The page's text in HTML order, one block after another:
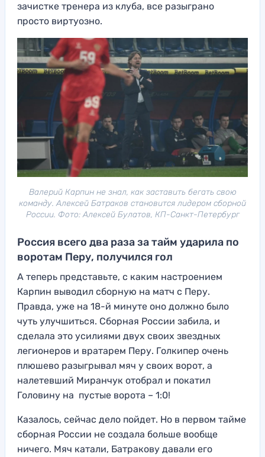
зачистке тренера из клуба, все разыграно
просто виртуозно.
Валерий Карпин не знал, как заставить бегать свою
команду. Алексей Батраков становится лидером сборной
России. Фото: Алексей Булатов, КП-Санкт-Петербург
Россия всего два раза за тайм ударила по
воротам Перу, получился гол
А теперь представьте, с каким настроением
Карпин выводил сборную на матч с Перу.
Правда, уже на 18-й минуте оно должно было
чуть улучшиться. Сборная России забила, и
сделала это усилиями двух своих звездных
легионеров и вратарем Перу. Голкипер очень
плюшево разыгрывал мяч у своих ворот, а
налетевший Миранчук отобрал и покатил
Головину на пустые ворота – 1:0!
Казалось, сейчас дело пойдет. Но в первом тайме
сборная России не создала больше вообще
ничего. Мяч катали, Батракову давали его